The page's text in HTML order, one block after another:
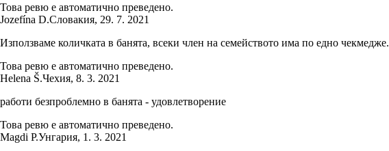
Това ревю е автоматично преведено.
Jozefína D.Словакия, 29. 7. 2021
Използваме количката в банята, всеки член на семейството има по едно чекмедже.
Това ревю е автоматично преведено.
Helena Š.Чехия, 8. 3. 2021
работи безпроблемно в банята - удовлетворение
Това ревю е автоматично преведено.
Magdi P.Унгария, 1. 3. 2021